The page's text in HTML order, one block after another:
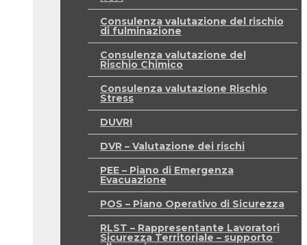
Consulenza valutazione del rischio
di fulminazione
Consulenza valutazione del
Rischio Chimico
Consulenza valutazione Rischio
Stress
DUVRI
DVR – Valutazione dei rischi
PEE – Piano di Emergenza
Evacuazione
POS – Piano Operativo di Sicurezza
RLST – Rappresentante Lavoratori
Sicurezza Territoriale – supporto